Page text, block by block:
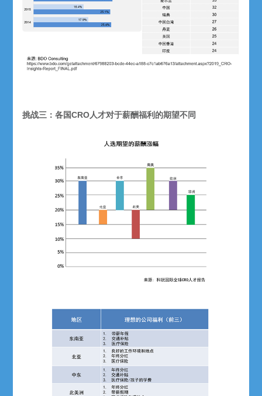
挑战三：各国CRO人才对于薪酬福利的期望不同